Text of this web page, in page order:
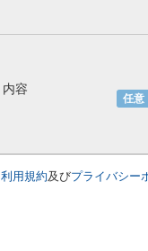
任意
内容
利用規約及びプライバシー